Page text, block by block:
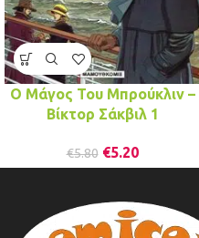
Ο Μάγος Του Μπρούκλιν –
Βίκτορ Σάκβιλ 1
€5.80 €5.20